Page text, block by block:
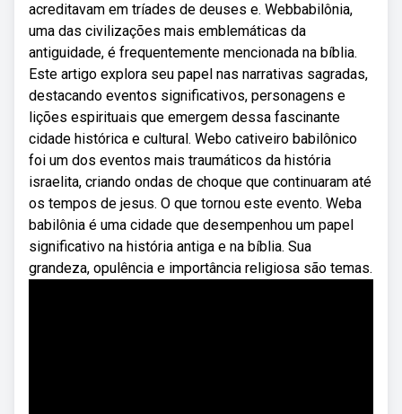
acreditavam em tríades de deuses e. Webbabilônia,
uma das civilizações mais emblemáticas da
antiguidade, é frequentemente mencionada na bíblia.
Este artigo explora seu papel nas narrativas sagradas,
destacando eventos significativos, personagens e
lições espirituais que emergem dessa fascinante
cidade histórica e cultural. Webo cativeiro babilônico
foi um dos eventos mais traumáticos da história
israelita, criando ondas de choque que continuaram até
os tempos de jesus. O que tornou este evento. Weba
babilônia é uma cidade que desempenhou um papel
significativo na história antiga e na bíblia. Sua
grandeza, opulência e importância religiosa são temas.